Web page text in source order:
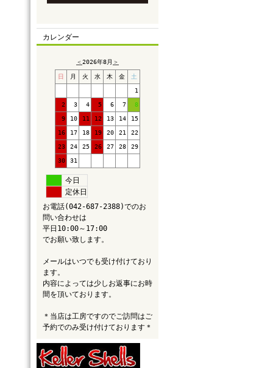
カレンダー
＜2026年8月 ＞
日 月 火 水 木 金 土
1
2 3 4 5 6 7 8
9 10 11 12 13 14 15
16 17 18 19 20 21 22
23 24 25 26 27 28 29
30 31
今日
定休日
お電話(042-687-2388)でのお
問い合わせは
平日10:00～17:00
でお願い致します。
メールはいつでも受け付けており
ます。
内容によっては少しお返事にお時
間を頂いております。
＊当店は工房ですのでご訪問はご
予約でのみ受け付けております＊